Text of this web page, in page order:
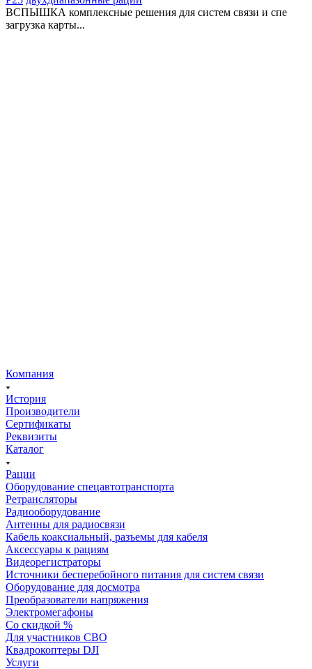
ВСПЫШКА комплексные решения для систем связи и спе
загрузка карты...
Компания
История
Производители
Сертификаты
Реквизиты
Каталог
Рации
Оборудование спецавтотранспорта
Ретрансляторы
Радиооборудование
Антенны для радиосвязи
Кабель коаксиальный, разъемы для кабеля
Аксессуары к рациям
Видеорегистраторы
Источники бесперебойного питания для систем связи
Оборудование для досмотра
Преобразователи напряжения
Электромегафоны
Со скидкой %
Для участников СВО
Квадрокоптеры DJI
Услуги